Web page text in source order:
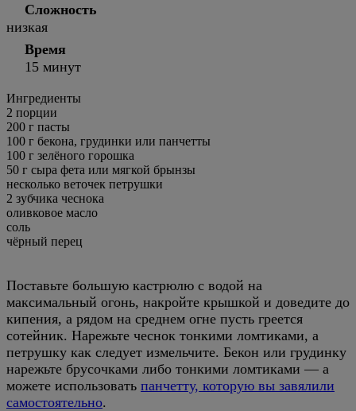
Сложность
низкая
Время
15 минут
Ингредиенты
2 порции
200 г пасты
100 г бекона, грудинки или панчетты
100 г зелёного горошка
50 г сыра фета или мягкой брынзы
несколько веточек петрушки
2 зубчика чеснока
оливковое масло
соль
чёрный перец
Поставьте большую кастрюлю с водой на
максимальный огонь, накройте крышкой и доведите до
кипения, а рядом на среднем огне пусть греется
сотейник. Нарежьте чеснок тонкими ломтиками, а
петрушку как следует измельчите. Бекон или грудинку
нарежьте брусочками либо тонкими ломтиками — а
можете использовать панчетту, которую вы завялили
самостоятельно.